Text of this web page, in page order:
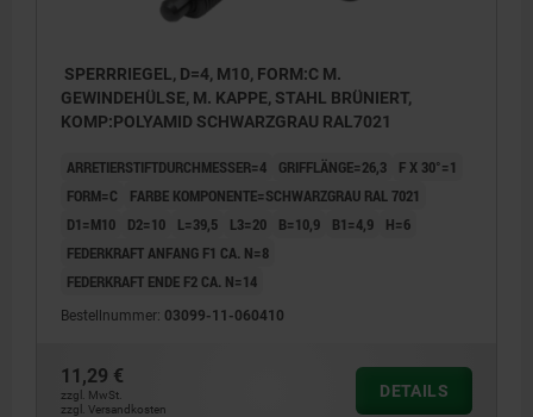
SPERRRIEGEL, D=4, M10, FORM:C M.
GEWINDEHÜLSE, M. KAPPE, STAHL BRÜNIERT,
KOMP:POLYAMID SCHWARZGRAU RAL7021
ARRETIERSTIFTDURCHMESSER=4 GRIFFLÄNGE=26,3
F X 30°=1
FORM=C
FARBE KOMPONENTE=SCHWARZGRAU RAL 7021
D1=M10
D2=10 L=39,5 L3=20 B=10,9 B1=4,9
H=6
FEDERKRAFT ANFANG F1 CA. N=8
FEDERKRAFT ENDE F2 CA. N=14
Bestellnummer: 03099-11-060410
11,29 €
zzgl. MwSt.
zzgl. Versandkosten
DETAILS